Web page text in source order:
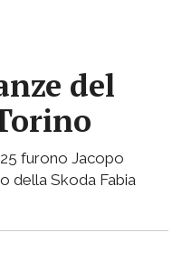
del
furono Jacopo
della Skoda Fabia